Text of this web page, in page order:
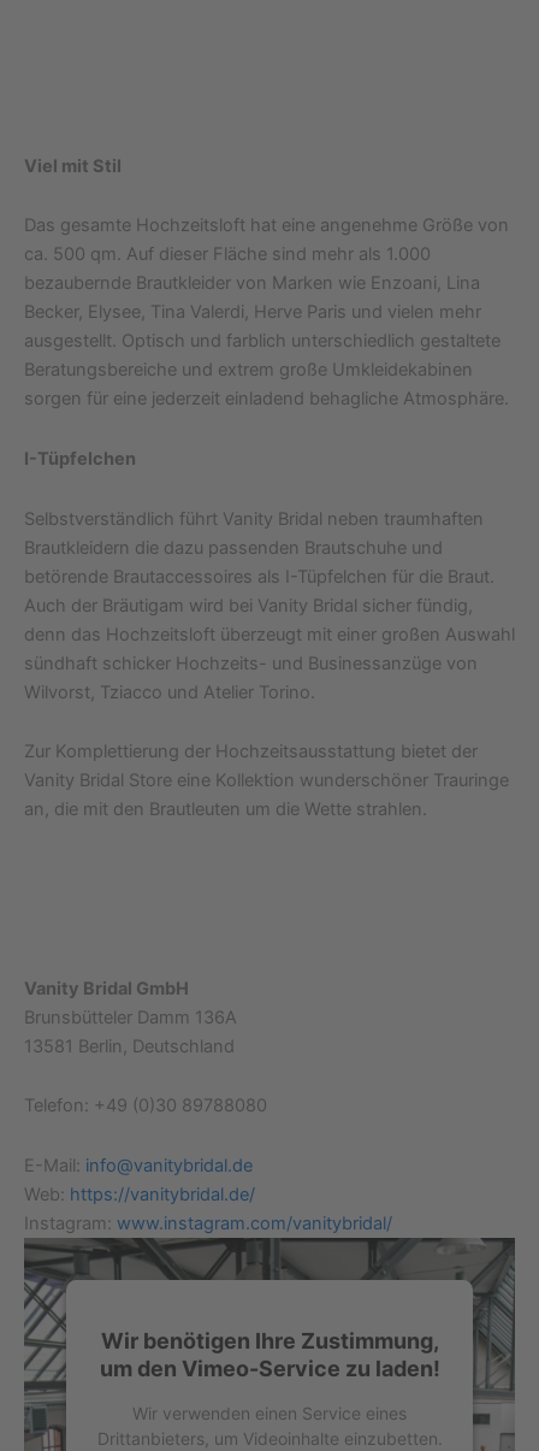
Viel mit Stil
Das gesamte Hochzeitsloft hat eine angenehme Größe von
ca. 500 qm. Auf dieser Fläche sind mehr als 1.000
bezaubernde Brautkleider von Marken wie Enzoani, Lina
Becker, Elysee, Tina Valerdi, Herve Paris und vielen mehr
ausgestellt. Optisch und farblich unterschiedlich gestaltete
Beratungsbereiche und extrem große Umkleidekabinen
sorgen für eine jederzeit einladend behagliche Atmosphäre.
I-Tüpfelchen
Selbstverständlich führt Vanity Bridal neben traumhaften
Brautkleidern die dazu passenden Brautschuhe und
betörende Brautaccessoires als I-Tüpfelchen für die Braut.
Auch der Bräutigam wird bei Vanity Bridal sicher fündig,
denn das Hochzeitsloft überzeugt mit einer großen Auswahl
sündhaft schicker Hochzeits- und Businessanzüge von
Wilvorst, Tziacco und Atelier Torino.
Zur Komplettierung der Hochzeitsausstattung bietet der
Vanity Bridal Store eine Kollektion wunderschöner Trauringe
an, die mit den Brautleuten um die Wette strahlen.
Vanity Bridal GmbH
Brunsbütteler Damm 136A
13581 Berlin, Deutschland
Telefon: +49 (0)30 89788080
E-Mail: info@vanitybridal.de
Web: https://vanitybridal.de/
Instagram: www.instagram.com/vanitybridal/
Wir benötigen Ihre Zustimmung,
um den Vimeo-Service zu laden!
Wir verwenden einen Service eines
Drittanbieters, um Videoinhalte einzubetten.